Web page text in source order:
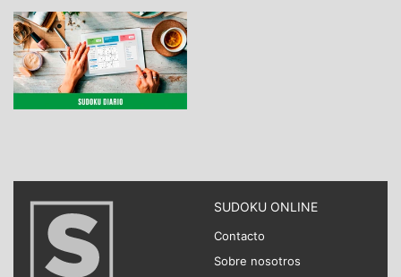
SUDOKU ONLINE
Contacto
Sobre nosotros